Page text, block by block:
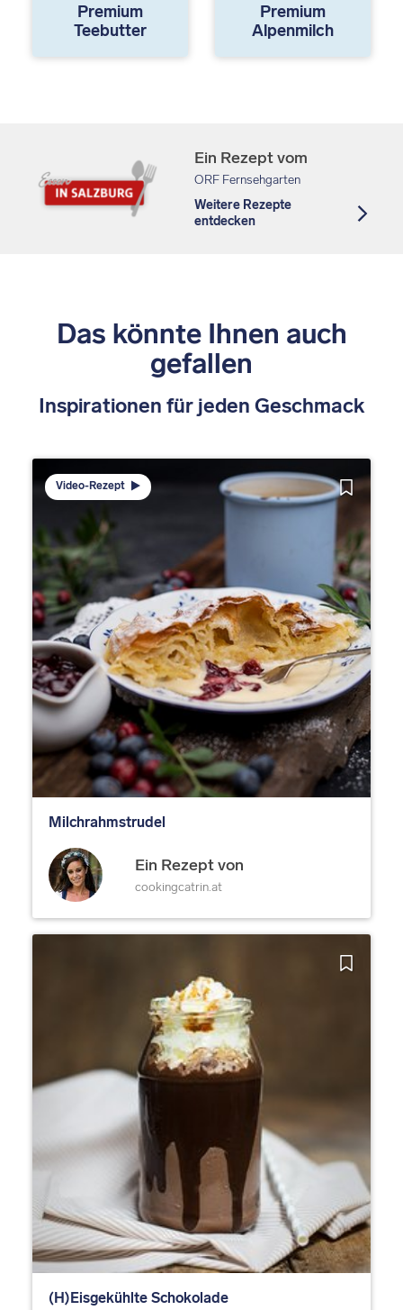
Premium
Teebutter
Premium
Alpenmilch
Ein Rezept vom
ORF Fernsehgarten
Weitere Rezepte
entdecken
Das könnte Ihnen auch
gefallen
Inspirationen für jeden Geschmack
Video-Rezept
Milchrahmstrudel
Ein Rezept von
cookingcatrin.at
(H)Eisgekühlte Schokolade